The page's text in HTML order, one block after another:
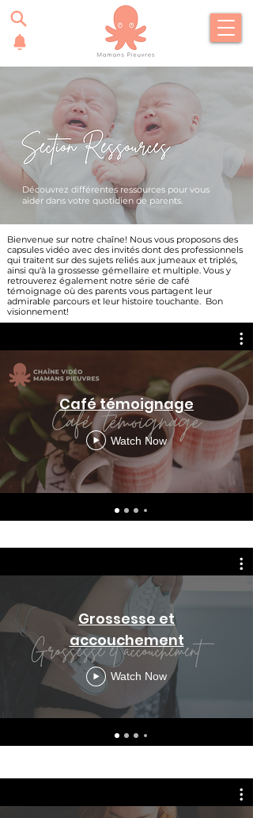
Découvrez différentes ressources pour vous
aider dans votre quotidien de parents.
Bienvenue sur notre chaîne! Nous vous proposons des
capsules vidéo avec des invités dont des professionnels
qui traitent sur des sujets reliés aux jumeaux et triplés,
ainsi qu'à la grossesse gémellaire et multiple. Vous y
retrouverez également notre série de café
témoignage où des parents vous partagent leur
admirable parcours et leur histoire touchante. Bon
visionnement!
Café témoignage
Watch Now
Grossesse et
accouchement
Watch Now